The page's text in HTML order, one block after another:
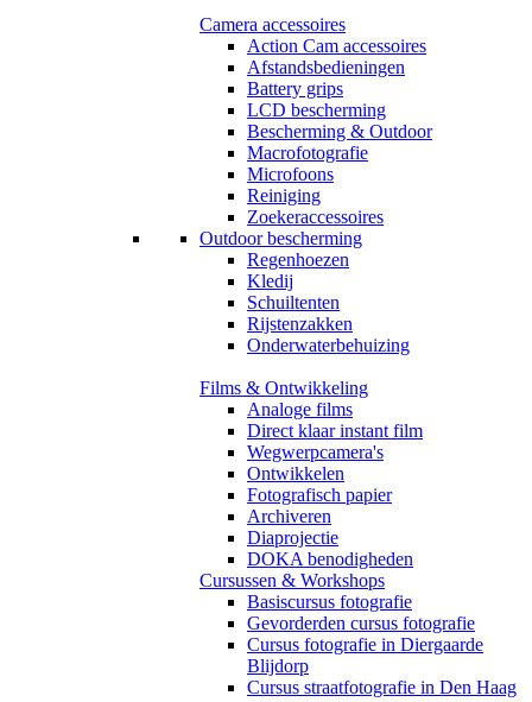
Camera accessoires
Action Cam accessoires
Afstandsbedieningen
Battery grips
LCD bescherming
Bescherming & Outdoor
Macrofotografie
Microfoons
Reiniging
Zoekeraccessoires
Outdoor bescherming
Regenhoezen
Kledij
Schuiltenten
Rijstenzakken
Onderwaterbehuizing
Films & Ontwikkeling
Analoge films
Direct klaar instant film
Wegwerpcamera's
Ontwikkelen
Fotografisch papier
Archiveren
Diaprojectie
DOKA benodigheden
Cursussen & Workshops
Basiscursus fotografie
Gevorderden cursus fotografie
Cursus fotografie in Diergaarde
Blijdorp
Cursus straatfotografie in Den Haag